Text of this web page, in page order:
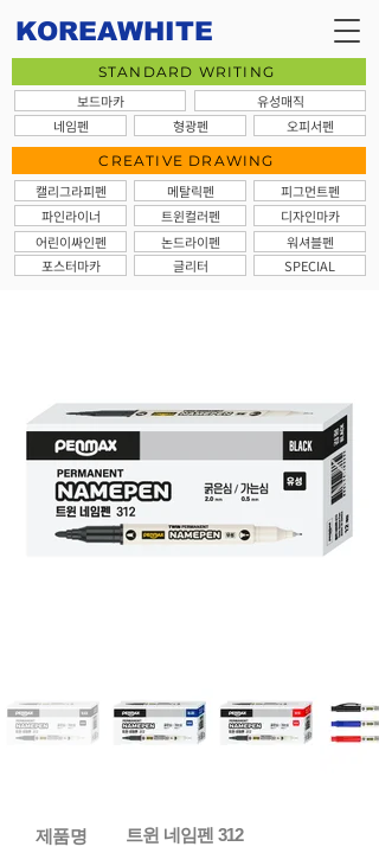
KOREAWHITE
STANDARD WRITING
보드마카
유성매직
네임펜
형광펜 오피서펜
CREATIVE DRAWING
캘리그라피펜
파인라이너
어린이싸인펜
포스터마카
메탈릭펜
트윈컬러펜
논드라이펜
글리터
피그먼트펜
디자인마카
워셔블펜
SPECIAL
제품명 트윈 네임펜 312